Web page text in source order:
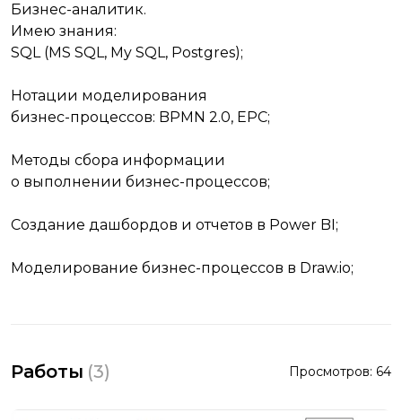
Бизнес-аналитик.
Имею знания:
SQL (MS SQL, My SQL, Postgres);
Нотации моделирования
бизнес-процессов: BPMN 2.0, EPC;
Методы сбора информации
о выполнении бизнес-процессов;
Создание дашбордов и отчетов в Power BI;
Моделирование бизнес-процессов в Draw.io;
Работы (3) Просмотров: 64